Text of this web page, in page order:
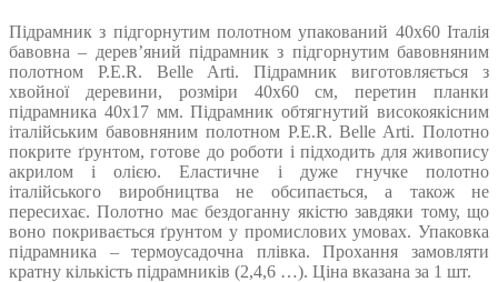
Підрамник з підгорнутим полотном упакований 40х60 Італія
бавовна – дерев’яний підрамник з підгорнутим бавовняним
полотном P.E.R. Belle Arti. Підрамник виготовляється з
хвойної деревини, розміри 40х60 см, перетин планки
підрамника 40х17 мм. Підрамник обтягнутий високоякісним
італійським бавовняним полотном P.E.R. Belle Arti. Полотно
покрите ґрунтом, готове до роботи і підходить для живопису
акрилом і олією. Еластичне і дуже гнучке полотно
італійського виробництва не обсипається, а також не
пересихає. Полотно має бездоганну якістю завдяки тому, що
воно покривається ґрунтом у промислових умовах. Упаковка
підрамника – термоусадочна плівка. Прохання замовляти
кратну кількість підрамників (2,4,6 …). Ціна вказана за 1 шт.